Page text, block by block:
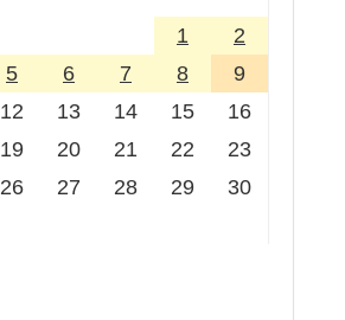
1
2
5 6 7 8
9
12 13 14 15
16
19 20 21 22
23
26 27 28 29
30